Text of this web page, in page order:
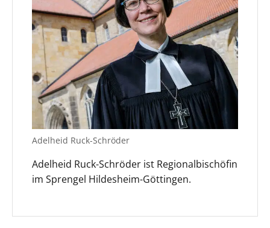
Adelheid Ruck-Schröder
Adelheid Ruck-Schröder ist Regionalbischöfin
im Sprengel Hildesheim-Göttingen.
Beteiligungsverfahren
Beschwerdestellen
Ephoralbüro
Finanzplanung
Fundraising
IT-Service
Corporate Design
Interventionsplan
Jahresgespräche
Kantine Speiseplan